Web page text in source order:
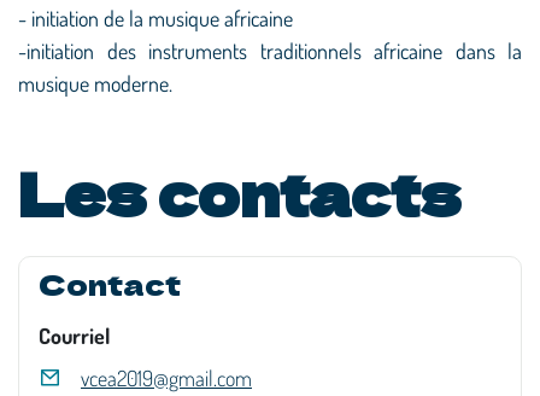
- initiation de la musique africaine
-initiation des instruments traditionnels africaine dans la
musique moderne.
Les contacts
Contact
Courriel
vcea2019@gmail.com